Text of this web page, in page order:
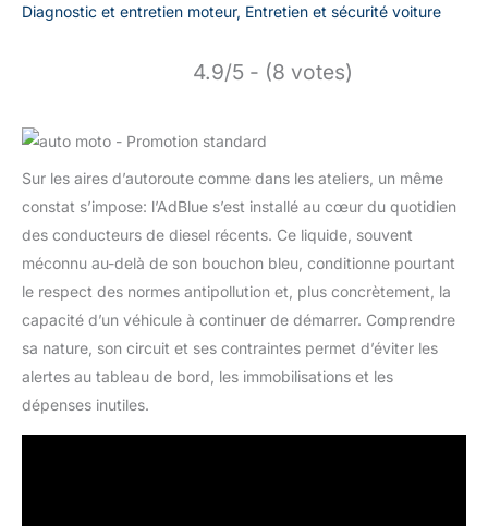
Diagnostic et entretien moteur, Entretien et sécurité voiture
4.9/5 - (8 votes)
Sur les aires d’autoroute comme dans les ateliers, un même
constat s’impose: l’AdBlue s’est installé au cœur du quotidien
des conducteurs de diesel récents. Ce liquide, souvent
méconnu au-delà de son bouchon bleu, conditionne pourtant
le respect des normes antipollution et, plus concrètement, la
capacité d’un véhicule à continuer de démarrer. Comprendre
sa nature, son circuit et ses contraintes permet d’éviter les
alertes au tableau de bord, les immobilisations et les
dépenses inutiles.